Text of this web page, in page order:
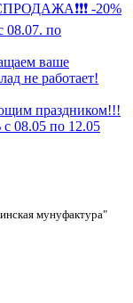
-20%
08.07. по
ваше
не работает!
праздником!!!
08.05 по 12.05
мунуфактура"